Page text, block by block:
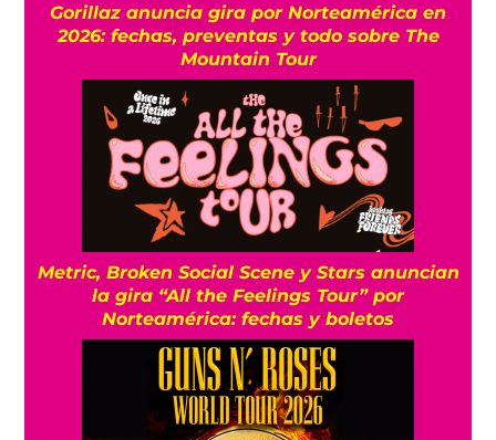
Gorillaz anuncia gira por Norteamérica en
2026: fechas, preventas y todo sobre The
Mountain Tour
Metric, Broken Social Scene y Stars anuncian
la gira “All the Feelings Tour” por
Norteamérica: fechas y boletos